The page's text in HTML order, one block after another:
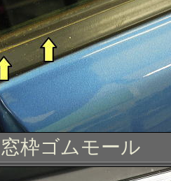
窓枠ゴムモール